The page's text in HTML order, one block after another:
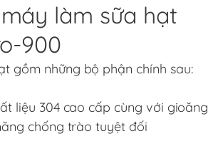
làm sữa hạt
900
gồm những bộ phận chính sau:
liệu 304 cao cấp cùng với gioăng
chống trào tuyệt đối